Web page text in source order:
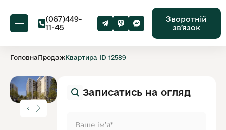
(067)449-
11-45
Зворотній
звʼязок
ГоловнаПродажКвартира ID 12589
Записатись на огляд